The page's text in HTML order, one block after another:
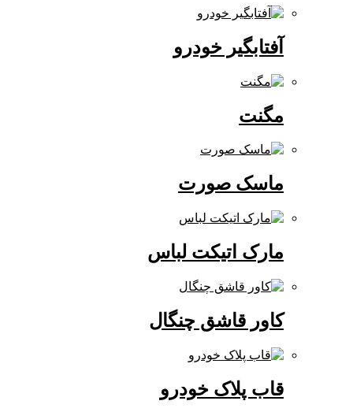
آفتابگیر خودرو
ماسک صورت
مارک اتیکت لباس
کاور قاشق چنگال
قاب پلاک خودرو